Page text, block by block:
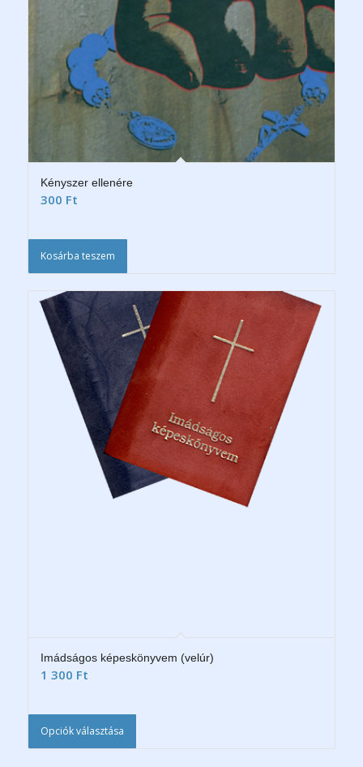
Kényszer ellenére
300 Ft
Kosárba teszem
Imádságos képeskönyvem (velúr)
1 300 Ft
Opciók választása